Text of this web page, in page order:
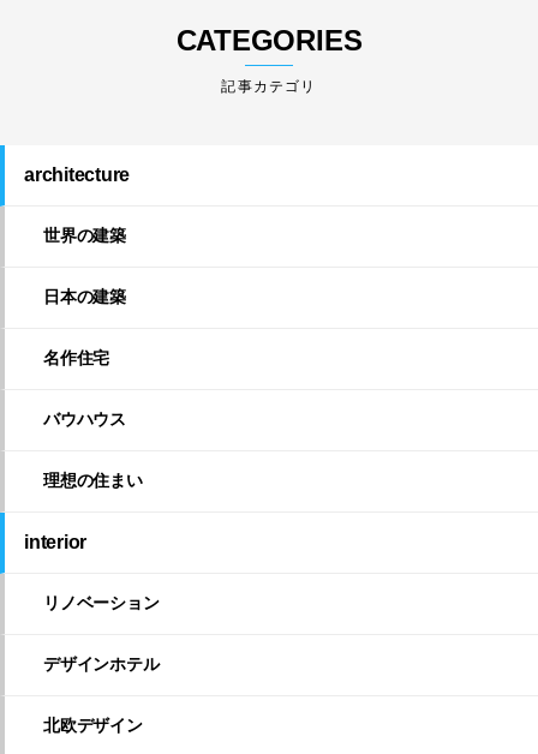
CATEGORIES
architecture
世界の建築
日本の建築
名作住宅
バウハウス
理想の住まい
interior
リノベーション
デザインホテル
北欧デザイン